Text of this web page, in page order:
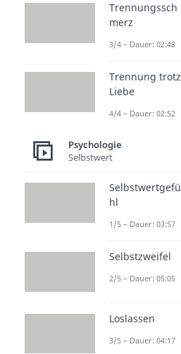
Trennungssch
merz
3/4 – Dauer: 02:48
Trennung trotz
Liebe
4/4 – Dauer: 02:52
Psychologie
Selbstwert
Selbstwertgefü
hl
1/5 – Dauer: 03:57
Selbstzweifel
2/5 – Dauer: 05:05
Loslassen
3/5 – Dauer: 04:17